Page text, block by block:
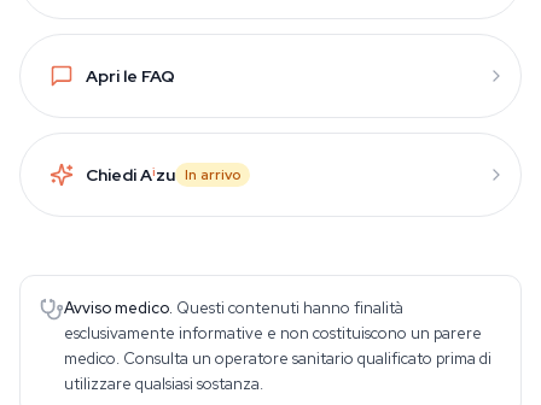
Apri le FAQ
Chiedi Aizu In arrivo
Avviso medico. Questi contenuti hanno finalità
esclusivamente informative e non costituiscono un parere
medico. Consulta un operatore sanitario qualificato prima di
utilizzare qualsiasi sostanza.